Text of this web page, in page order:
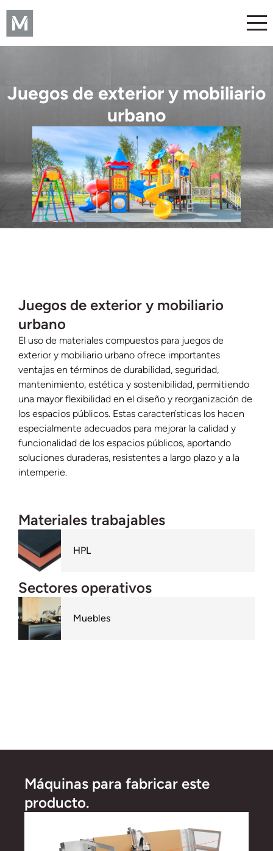
Juegos de exterior y mobiliario
urbano
Juegos de exterior y mobiliario
urbano
El uso de materiales compuestos para juegos de
exterior y mobiliario urbano ofrece importantes
ventajas en términos de durabilidad, seguridad,
mantenimiento, estética y sostenibilidad, permitiendo
una mayor flexibilidad en el diseño y reorganización de
los espacios públicos. Estas características los hacen
especialmente adecuados para mejorar la calidad y
funcionalidad de los espacios públicos, aportando
soluciones duraderas, resistentes a largo plazo y a la
intemperie.
Materiales trabajables
HPL
Sectores operativos
Muebles
Máquinas para fabricar este
producto.